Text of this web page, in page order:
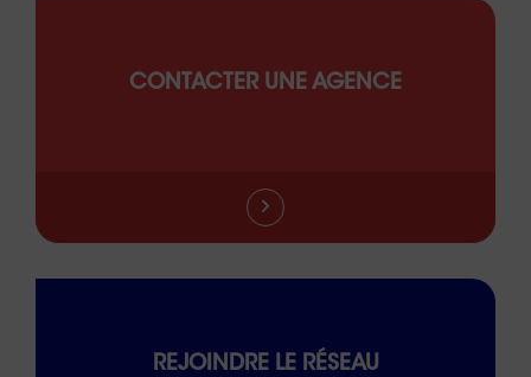
CONTACTER UNE AGENCE
REJOINDRE LE RÉSEAU